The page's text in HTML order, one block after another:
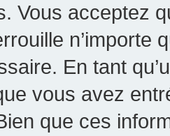
Vous acceptez
n’importe
En tant
vous avez
que ces